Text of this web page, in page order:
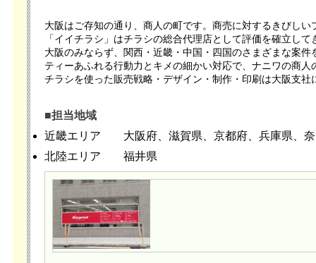
大阪はご存知の通り、商人の町です。商売に対するきびし
「イイチラシ」はチラシの総合代理店として評価を確立して
大阪のみならず、関西・近畿・中国・四国のさまざまな案
ティーあふれる行動力とキメの細かい対応で、ナニワの商
チラシを使った販売戦略・デザイン・制作・印刷は大阪支社
■担当地域
近畿エリア
大阪府、滋賀県、京都府、兵庫県、
北陸エリア
福井県